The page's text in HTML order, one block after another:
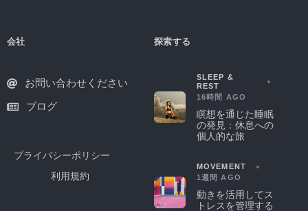
会社
お問い合わせください
ブログ
プライバシーポリシー
利用規約
探索する
SLEEP &
REST
16時間 AGO
瞑想を通じた睡眠
の発見：休息への
個人的な旅
MOVEMENT
1週間 AGO
動きを活用してス
トレスを管理する